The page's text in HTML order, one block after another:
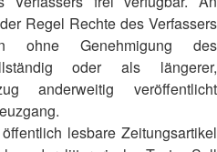
Regel Rechte des Verfassers
ohne Genehmigung des
oder als längerer,
anderweitig veröffentlicht
lesbare Zeitungsartikel